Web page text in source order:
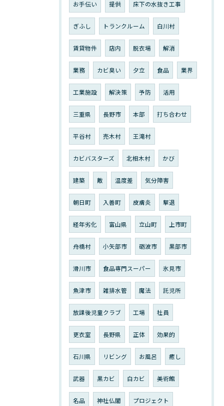
お手伝い 提供 床下の水抜き工事
ぎふし トランクルーム 白川村
賃貸物件 店内 脱衣場 解消
業務 カビ臭い 夕立 食品 業界
工業施設 解決策 予防 活用
三重県 長野市 本部 打ち合わせ
平谷村 売木村 王滝村
カビバスターズ 北相木村 かび
建築 敵 温度差 気分障害
朝日町 入善町 皮膚炎 撃退
経年劣化 富山県 立山町 上市町
舟橋村 小矢部市 砺波市 黒部市
滑川市 食品専門スーパー 氷見市
魚津市 雑排水管 魔法 託児所
放課後児童クラブ 工場 社員
更衣室 長野県 正体 効果的
石川県 リビング お風呂 癒し
武器 黒カビ 白カビ 美術館
名品 神社仏閣 プロジェクト